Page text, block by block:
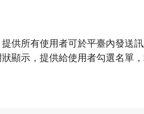
供所有使用者可於平臺內發送
顯示，提供給使用者勾選名單